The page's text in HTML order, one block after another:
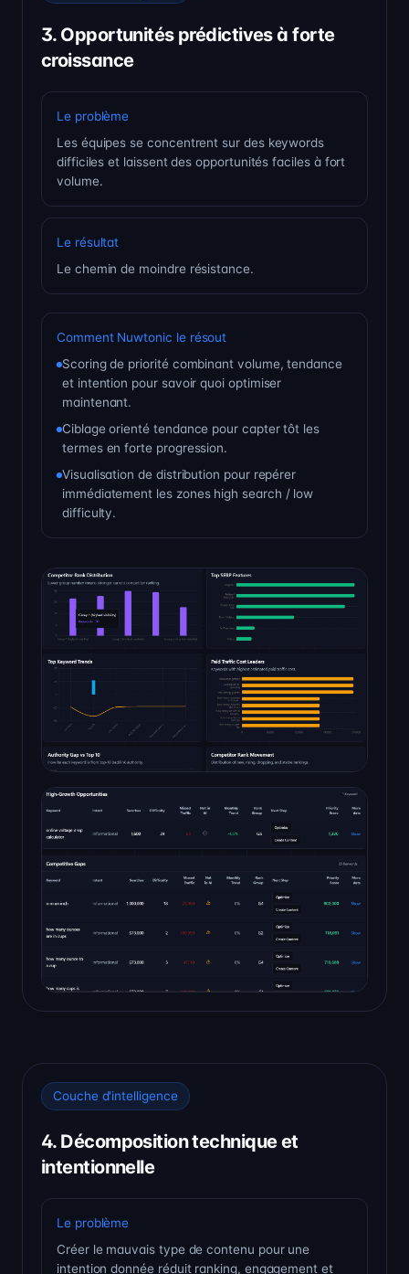
3. Opportunités prédictives à forte
croissance
Le problème
Les équipes se concentrent sur des keywords
difficiles et laissent des opportunités faciles à fort
volume.
Le résultat
Le chemin de moindre résistance.
Comment Nuwtonic le résout
Scoring de priorité combinant volume, tendance
et intention pour savoir quoi optimiser
maintenant.
Ciblage orienté tendance pour capter tôt les
termes en forte progression.
Visualisation de distribution pour repérer
immédiatement les zones high search / low
difficulty.
Couche d'intelligence
4. Décomposition technique et
intentionnelle
Le problème
Créer le mauvais type de contenu pour une
intention donnée réduit ranking, engagement et